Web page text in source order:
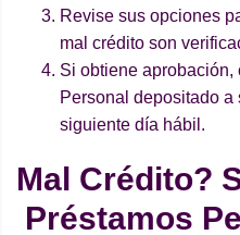
Revise sus opciones
mal crédito son
Si obtiene
Personal depositado a
siguiente día hábil.
Mal Crédito?
Préstamos